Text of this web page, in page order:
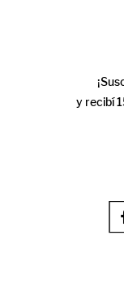
y recibí